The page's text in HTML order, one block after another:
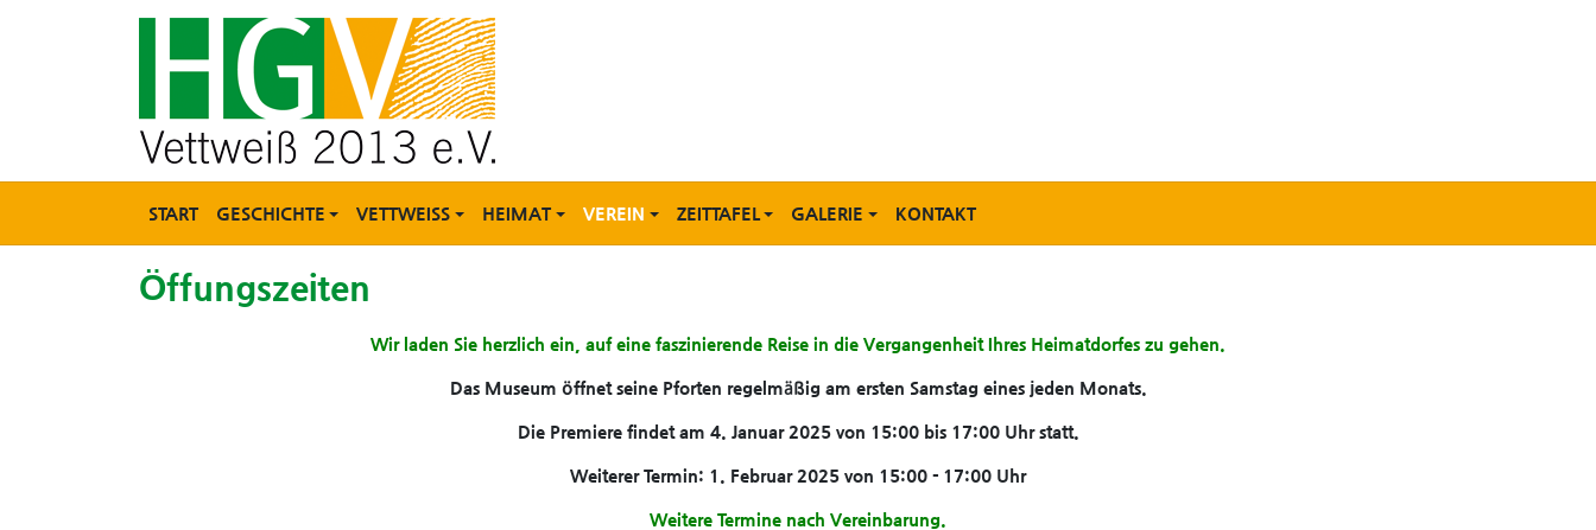
START GESCHICHTE VETTWEISS HEIMAT VEREIN ZEITTAFEL GALERIE KONTAKT
Öffungszeiten
Wir laden Sie herzlich ein, auf eine faszinierende Reise in die Vergangenheit Ihres Heimatdorfes zu gehen.
Das Museum öffnet seine Pforten regelmäßig am ersten Samstag eines jeden Monats.
Die Premiere findet am 4. Januar 2025 von 15:00 bis 17:00 Uhr statt.
Weiterer Termin: 1. Februar 2025 von 15:00 - 17:00 Uhr
Weitere Termine nach Vereinbarung.